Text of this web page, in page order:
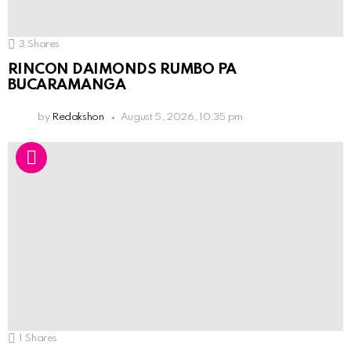
3 Shares
RINCON DAIMONDS RUMBO PA
BUCARAMANGA
by Redakshon August 5, 2026, 10:35 pm
Shares